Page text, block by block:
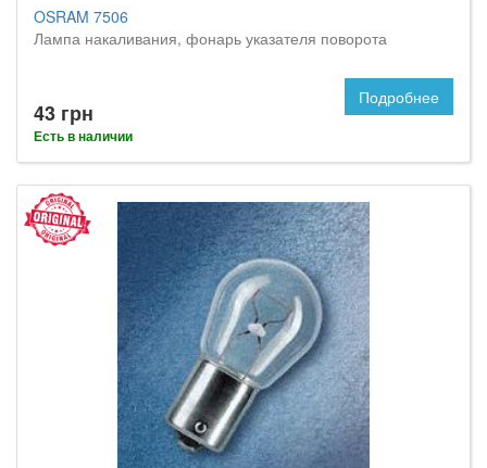
OSRAM 7506
Лампа накаливания, фонарь указателя поворота
43 грн
Есть в наличии
Подробнее